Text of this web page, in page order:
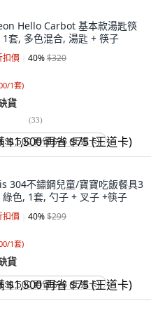
Hello Carbot 基本款湯匙筷
1套, 多色混合, 湯匙 + 筷子
扣價 40%$320
1套)
貨
(33)
$1,500 再省 $75 (王道卡)
304不鏽鋼兒童/寶寶吃飯餐具3
件組, 綠色, 1套, 勺子 + 叉子 +筷子
扣價 40%$299
1套)
貨
$1,500 再省 $75 (王道卡)